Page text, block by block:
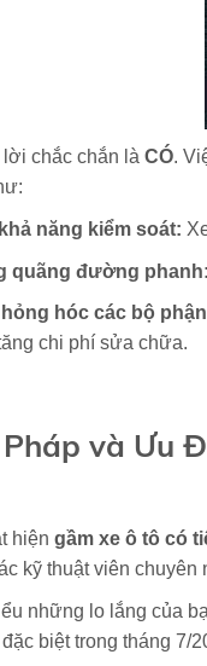
lời chắc chắn là CÓ.
năng kiểm soát:
quãng đường phanh:
hỏng hóc các bộ
chi phí sửa chữa.
và Ưu
hiện gầm xe ô tô có
kỹ thuật viên chuyên
những lo lắng của
biệt trong tháng 7/